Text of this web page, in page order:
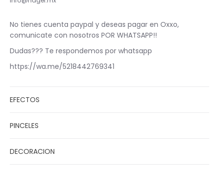
No tienes cuenta paypal y deseas pagar en Oxxo,
comunicate con nosotros POR WHATSAPP!!
Dudas??? Te respondemos por whatsapp
https://wa.me/5218442769341
EFECTOS
PINCELES
DECORACION